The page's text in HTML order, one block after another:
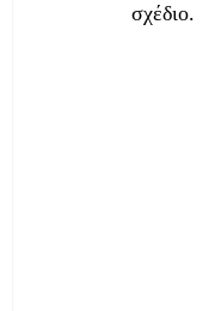
σχέδιο.